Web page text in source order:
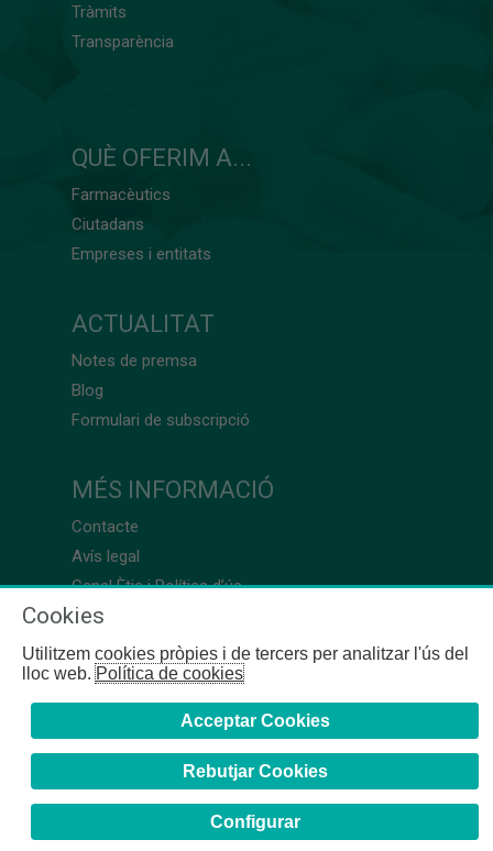
Tràmits
Transparència
QUÈ OFERIM A...
Farmacèutics
Ciutadans
Empreses i entitats
ACTUALITAT
Notes de premsa
Blog
Formulari de subscripció
MÉS INFORMACIÓ
Contacte
Avís legal
Canal Ètic i Política d’ús
Cookies
Utilitzem cookies pròpies i de tercers per analitzar l'ús del
lloc web.Política de cookies
Acceptar Cookies
Rebutjar Cookies
Configurar